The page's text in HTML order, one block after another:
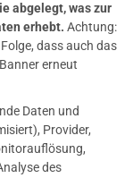
abgelegt, was zur
erhebt. Achtung:
dass auch das
erneut
Daten und
Provider,
des